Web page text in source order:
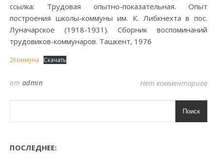
ссылка: Трудовая опытно-показательная. Опыт
построения школы-коммуны им. К. Либкнехта в пос.
Луначарское (1918-1931). Сборник воспоминаний
трудовиков-коммунаров. Ташкент, 1976
2Коммуна Скачать
от admin Нет комментариев
Поиск
ПОСЛЕДНЕЕ: